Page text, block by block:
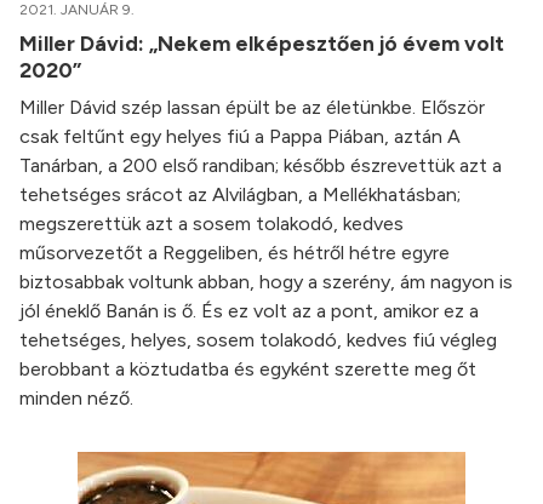
2021. JANUÁR 9.
Miller Dávid: „Nekem elképesztően jó évem volt
2020”
Miller Dávid szép lassan épült be az életünkbe. Először
csak feltűnt egy helyes fiú a Pappa Piában, aztán A
Tanárban, a 200 első randiban; később észrevettük azt a
tehetséges srácot az Alvilágban, a Mellékhatásban;
megszerettük azt a sosem tolakodó, kedves
műsorvezetőt a Reggeliben, és hétről hétre egyre
biztosabbak voltunk abban, hogy a szerény, ám nagyon is
jól éneklő Banán is ő. És ez volt az a pont, amikor ez a
tehetséges, helyes, sosem tolakodó, kedves fiú végleg
berobbant a köztudatba és egyként szerette meg őt
minden néző.